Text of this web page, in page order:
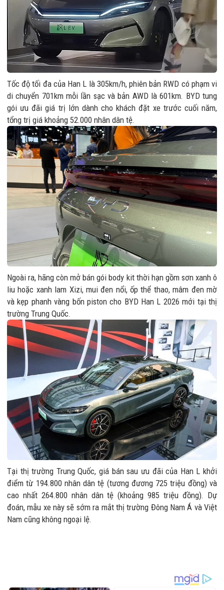
Tốc độ tối đa của Han L là 305km/h, phiên bản RWD có phạm vi
di chuyển 701km mỗi lần sạc và bản AWD là 601km. BYD tung
gói ưu đãi giá trị lớn dành cho khách đặt xe trước cuối năm,
tổng trị giá khoảng 52.000 nhân dân tệ.
Ngoài ra, hãng còn mở bán gói body kit thời hạn gồm sơn xanh ô
liu hoặc xanh lam Xizi, mui đen nổi, ốp thể thao, mâm đen mờ
và kẹp phanh vàng bốn piston cho BYD Han L 2026 mới tại thị
trường Trung Quốc.
Tại thị trường Trung Quốc, giá bán sau ưu đãi của Han L khởi
điểm từ 194.800 nhân dân tệ (tương đương 725 triệu đồng) và
cao nhất 264.800 nhân dân tệ (khoảng 985 triệu đồng). Dự
đoán, mẫu xe này sẽ sớm ra mắt thị trường Đông Nam Á và Việt
Nam cũng không ngoại lệ.